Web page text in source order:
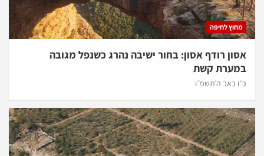
מחוץ לחיפה
אסון רודף אסון: בחור ישיבה נהרג כשנפל מגובה
במערת קשת
כ״ו באב ה׳תשפ״ו